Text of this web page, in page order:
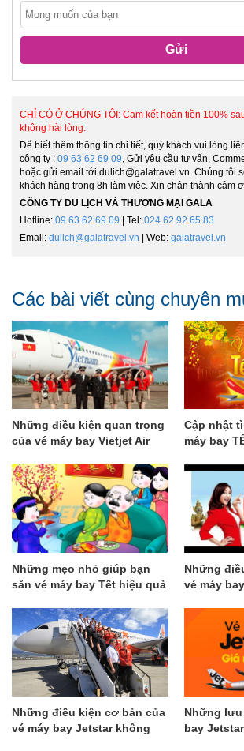
Gửi
CHỈ CÓ Ở CHÚNG TÔI: Cam kết hoàn tiền 100%
không hài lòng.
Để biết thêm thông tin chi tiết, quý khách vui lòng
công ty : 09 63 62 69 09, Gửi yêu cầu tư vấn,
hoặc gửi email tới dulich@galatravel.vn. Chúng tôi
khách hàng trong 8h làm việc. Xin chân thành cảm
CÔNG TY DU LỊCH VÀ THƯƠNG MẠI GALA
Hotline: 09 63 62 69 09 | Tel: 024 62 92 65 83
Email: dulich@galatravel.vn | Web: galatravel.vn
Các bài viết cùng chuyên
Những điều kiện quan trọng
của vé máy bay Vietjet Air
Cập nhật
máy bay
Những mẹo nhỏ giúp bạn
săn vé máy bay Tết hiệu quả
Những
vé máy
Những điều kiện cơ bản của
vé máy bay Jetstar không
Những
bay